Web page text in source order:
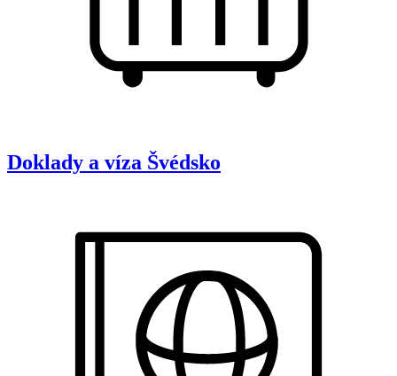
Doklady a víza Švédsko